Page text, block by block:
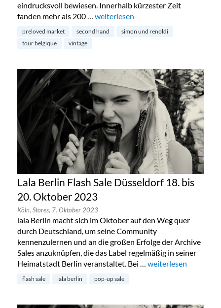
eindrucksvoll bewiesen. Innerhalb kürzester Zeit
fanden mehr als 200 … „Preloved Market by Simon &
weiterlesen
preloved market second hand
simon und renoldi
tour belgique
vintage
Lala Berlin Flash Sale Düsseldorf 18. bis
20. Oktober 2023
Köln, Stores, 7. Oktober 2023
lala Berlin macht sich im Oktober auf den Weg quer
durch Deutschland, um seine Community
kennenzulernen und an die großen Erfolge der Archive
Sales anzuknüpfen, die das Label regelmäßig in seiner
Heimatstadt Berlin veranstaltet. Bei … „Lala Berlin Flash
weiterlesen
flash sale lala berlin pop-up sale